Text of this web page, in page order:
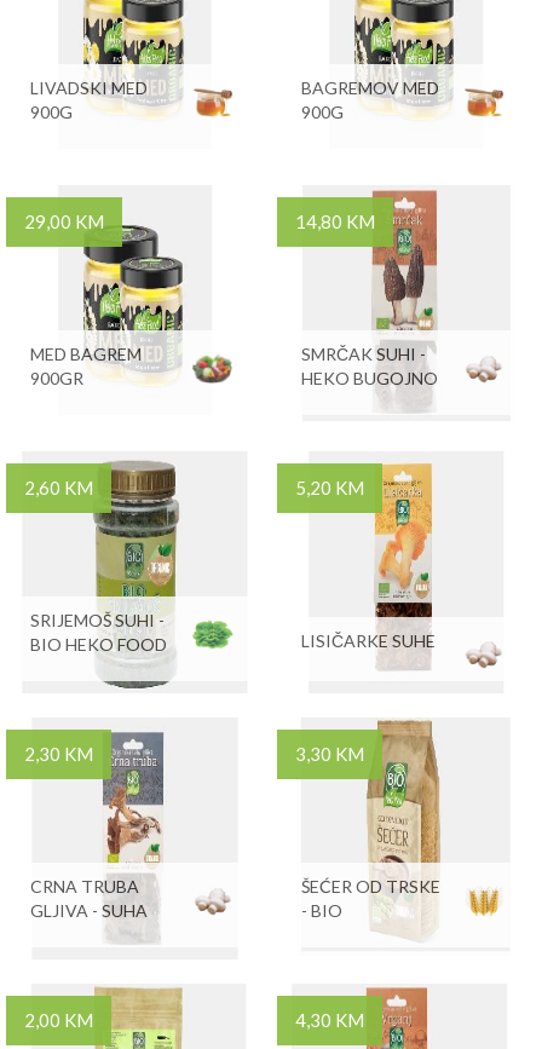
LIVADSKI MED
900G
BAGREMOV MED
900G
29,00 KM
MED BAGREM
900GR
14,80 KM
SMRČAK SUHI -
HEKO BUGOJNO
2,60 KM
SRIJEMOŠ SUHI -
BIO HEKO FOOD
5,20 KM
LISIČARKE SUHE
2,30 KM
CRNA TRUBA
GLJIVA - SUHA
3,30 KM
ŠEĆER OD TRSKE
- BIO
2,00 KM 4,30 KM